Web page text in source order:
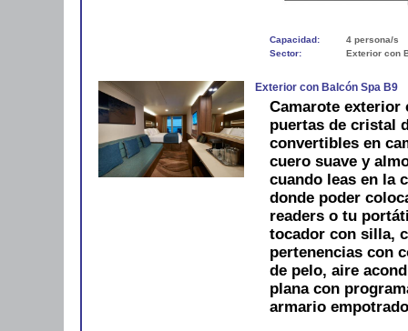
Capacidad:
4 persona/s
Sector:
Exterior con
Exterior con Balcón Spa B9
Camarote exterior
puertas de cristal
convertibles en
cuero suave y
cuando leas en la
donde poder
readers o tu
tocador con silla,
pertenencias con
de pelo, aire
plana con
armario